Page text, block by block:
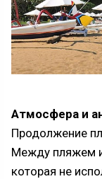
Атмосфера и
Продолжение
Между пляжем и
которая не